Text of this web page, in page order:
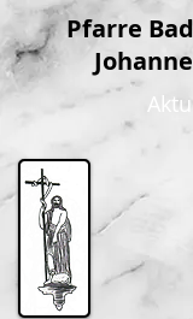
Pfarre